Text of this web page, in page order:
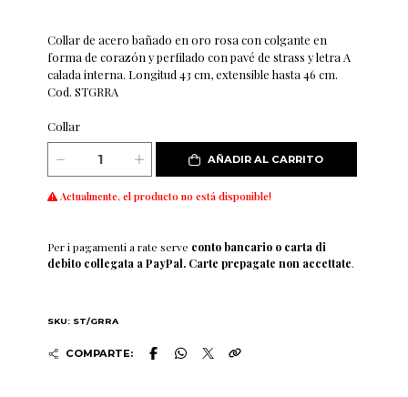
Collar de acero bañado en oro rosa con colgante en
forma de corazón y perfilado con pavé de strass y letra A
calada interna. Longitud 43 cm, extensible hasta 46 cm.
Cod. STGRRA
Collar
AÑADIR AL CARRITO
Actualmente, el producto no está disponible!
Per i pagamenti a rate serve conto bancario o carta di
debito collegata a PayPal. Carte prepagate non accettate.
SKU: ST/GRRA
COMPARTE: